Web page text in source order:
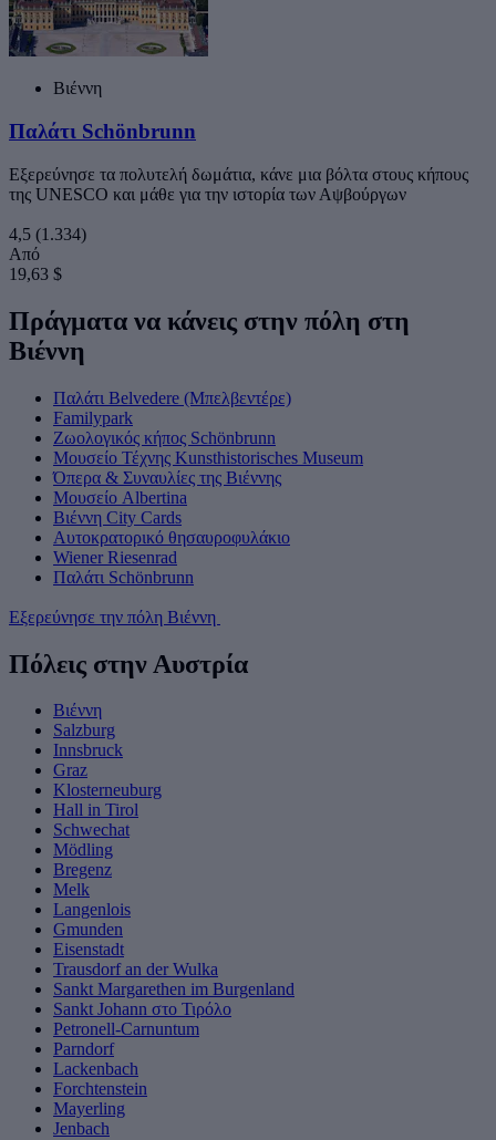
Βιέννη
Παλάτι Schönbrunn
Εξερεύνησε τα πολυτελή δωμάτια, κάνε μια βόλτα στους κήπους
της UNESCO και μάθε για την ιστορία των Αψβούργων
4,5 (1.334)
Από
19,63 $
Πράγματα να κάνεις στην πόλη στη
Βιέννη
Παλάτι Belvedere (Μπελβεντέρε)
Familypark
Ζωολογικός κήπος Schönbrunn
Μουσείο Τέχνης Kunsthistorisches Museum
Όπερα & Συναυλίες της Βιέννης
Μουσείο Albertina
Βιέννη City Cards
Αυτοκρατορικό θησαυροφυλάκιο
Wiener Riesenrad
Παλάτι Schönbrunn
Εξερεύνησε την πόλη Βιέννη
Πόλεις στην Αυστρία
Βιέννη
Salzburg
Innsbruck
Graz
Klosterneuburg
Hall in Tirol
Schwechat
Mödling
Bregenz
Melk
Langenlois
Gmunden
Eisenstadt
Trausdorf an der Wulka
Sankt Margarethen im Burgenland
Sankt Johann στο Τιρόλο
Petronell-Carnuntum
Parndorf
Lackenbach
Forchtenstein
Mayerling
Jenbach